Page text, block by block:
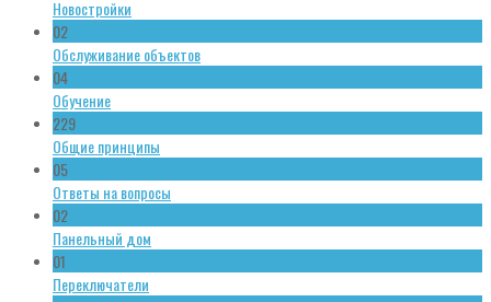
Новостройки
02
Обслуживание объектов
04
Обучение
229
Общие принципы
05
Ответы на вопросы
02
Панельный дом
01
Переключатели